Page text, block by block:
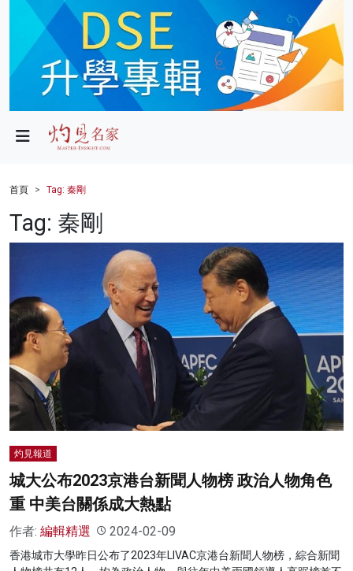
政局
財經
健康
科技
影片
名家榜
灼見活動
首頁 Tag: 秦剛
Tag: 秦剛
灼見報道
城大公布2023京港台新聞人物榜 政治人物角色
重 中美台關係成大熱點
作者: 編輯精選 2024-02-09
香港城市大學昨日公布了2023年LIVAC京港台新聞人物榜，綜合新聞